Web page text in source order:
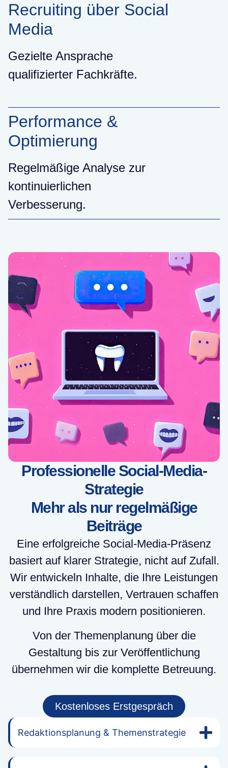
Recruiting über Social
Media
Gezielte Ansprache
qualifizierter Fachkräfte.
Performance &
Optimierung
Regelmäßige Analyse zur
kontinuierlichen
Verbesserung.
Professionelle Social-Media-
Strategie
Mehr als nur regelmäßige
Beiträge
Eine erfolgreiche Social-Media-Präsenz
basiert auf klarer Strategie, nicht auf Zufall.
Wir entwickeln Inhalte, die Ihre Leistungen
verständlich darstellen, Vertrauen schaffen
und Ihre Praxis modern positionieren.
Von der Themenplanung über die
Gestaltung bis zur Veröffentlichung
übernehmen wir die komplette Betreuung.
Kostenloses Erstgespräch
Redaktionsplanung & Themenstrategie